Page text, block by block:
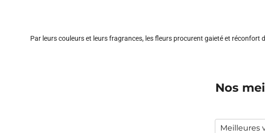
Par leurs couleurs et leurs fragrances, les fleurs procurent gaieté et
Nos